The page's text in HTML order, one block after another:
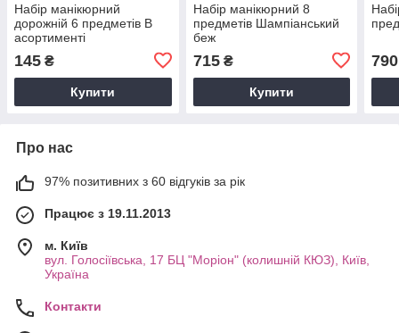
Набір манікюрний
дорожній 6 предметів В
асортименті
145 ₴
Купити
Набір манікюрний 8
предметів Шампіанський
беж
715₴
Купити
790
Про нас
97% позитивних з 60 відгуків за рік
Працює з 19.11.2013
м. Київ
вул. Голосіївська, 17 БЦ "Моріон" (колишній КЮЗ), Київ,
Україна
Контакти